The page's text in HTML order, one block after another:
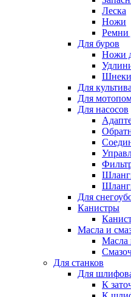
Леска
Ножи
Ремни
Для буров
Ножи
Шнеки
Для
Для
Для насосов
Для
Канистры
Масла и
Масла
Для станков
Для
К